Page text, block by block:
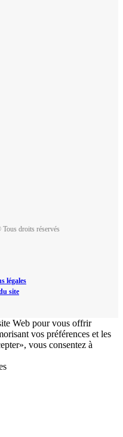
droits réservés
légales
site
Web pour vous offrir
vos préférences et les
vous consentez à